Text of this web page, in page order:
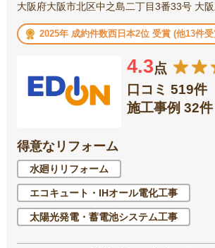
大阪府大阪市北区中之島二丁目3番33号 大
2025年 成約件数西日本2位 受賞 (他13件
4.3点
口コミ 519件
施工事例 32件
得意なリフォーム
水廻りリフォーム
エコキュート・IHオール電化工事
太陽光発電・蓄電池システム工事